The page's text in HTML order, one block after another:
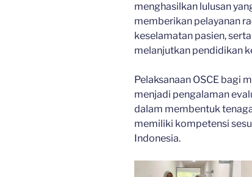
menghasilkan lulusan
memberikan pelayanan
keselamatan pasien,
melanjutkan pendidikan
Pelaksanaan OSCE bagi
menjadi pengalaman
dalam membentuk
memiliki kompetensi
Indonesia.